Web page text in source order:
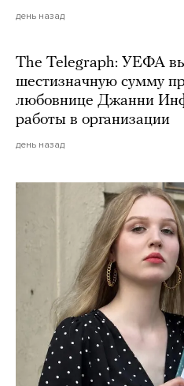
день назад
The Telegraph: УЕФА
шестизначную сумму
любовнице Джанни
работы в организации
день назад